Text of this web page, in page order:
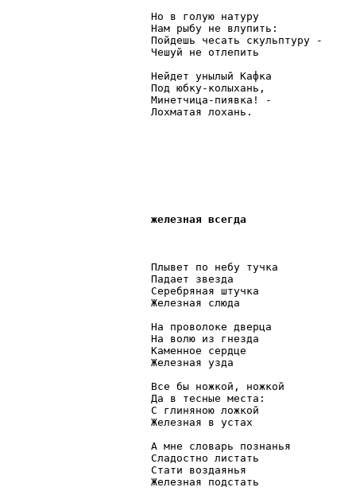
Но в голую натуру
Нам рыбу не влупить:
Пойдешь чесать скульптуру -
Чешуй не отлепить
Нейдет унылый Кафка
Под юбку-колыхань,
Минетчица-пиявка! -
Лохматая лохань.
железная всегда
Плывет по небу тучка
Падает звезда
Серебряная штучка
Железная слюда
На проволоке дверца
На волю из гнезда
Каменное сердце
Железная узда
Все бы ножкой, ножкой
Да в тесные места:
С глиняною ложкой
Железная в устах
А мне словарь познанья
Сладостно листать
Стати воздаянья
Железная подстать